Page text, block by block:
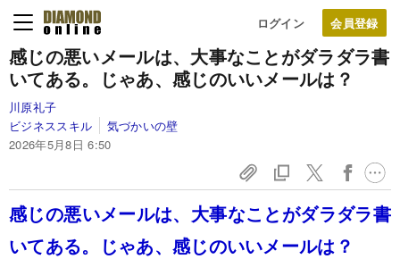
ログイン
感じの悪いメールは、大事なことがダラダラ書
いてある。じゃあ、感じのいいメールは？
川原礼子
ビジネススキル
気づかいの壁
2026年5月8日 6:50
感じの悪いメールは、大事なことがダラダラ書
いてある。じゃあ、感じのいいメールは？